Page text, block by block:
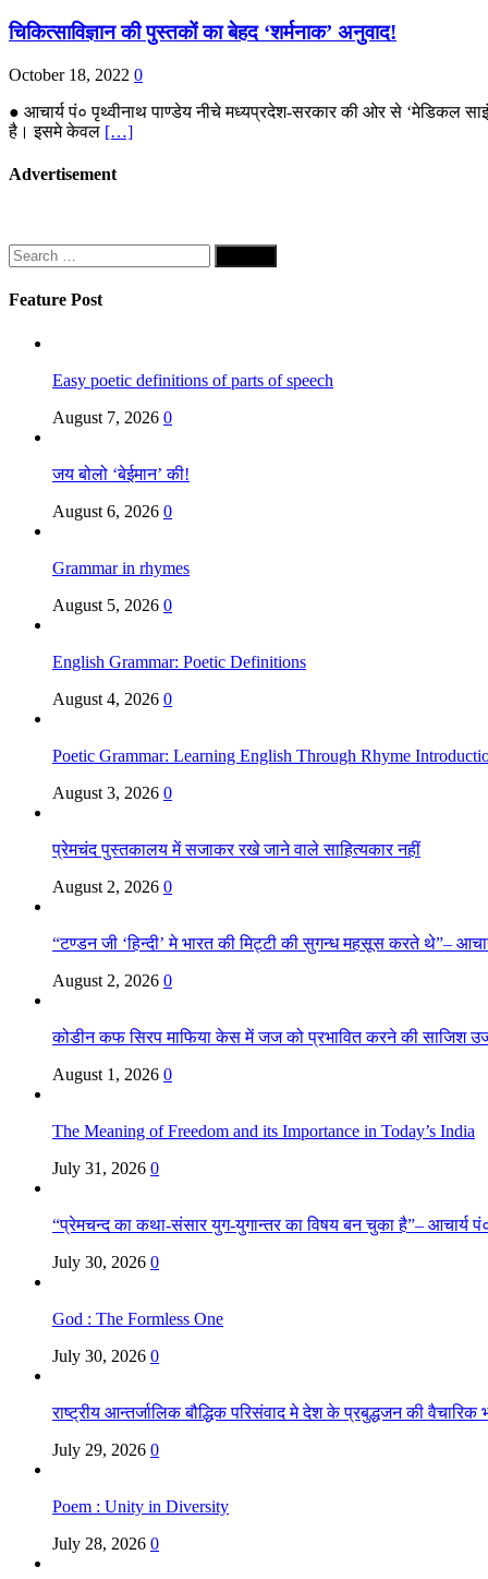
चिकित्साविज्ञान की पुस्तकों का बेहद ‘शर्मनाक’ अनुवाद!
October 18, 2022 0
● आचार्य पं० पृथ्वीनाथ पाण्डेय नीचे मध्यप्रदेश-सरकार की ओर से ‘मेडिकल
है। इसमे केवल […]
Advertisement
Search
for:
Feature Post
Easy poetic definitions of parts of speech
August 7, 2026 0
जय बोलो ‘बेईमान’ की!
August 6, 2026 0
Grammar in rhymes
August 5, 2026 0
English Grammar: Poetic Definitions
August 4, 2026 0
Poetic Grammar: Learning English Through Rhyme
August 3, 2026 0
प्रेमचंद पुस्तकालय में सजाकर रखे जाने वाले साहित्यकार नहीं
August 2, 2026 0
“टण्डन जी ‘हिन्दी’ मे भारत की मिट्टी की सुगन्ध महसूस करते थे”–
August 2, 2026 0
कोडीन कफ सिरप माफिया केस में जज को प्रभावित करने की साजिश
August 1, 2026 0
The Meaning of Freedom and its Importance in Today’s India
July 31, 2026 0
“प्रेमचन्द का कथा-संसार युग-युगान्तर का विषय बन चुका है”– आचार्य
July 30, 2026 0
God : The Formless One
July 30, 2026 0
राष्ट्रीय आन्तर्जालिक बौद्धिक परिसंवाद मे देश के प्रबुद्धजन की वैचारिक
July 29, 2026 0
Poem : Unity in Diversity
July 28, 2026 0